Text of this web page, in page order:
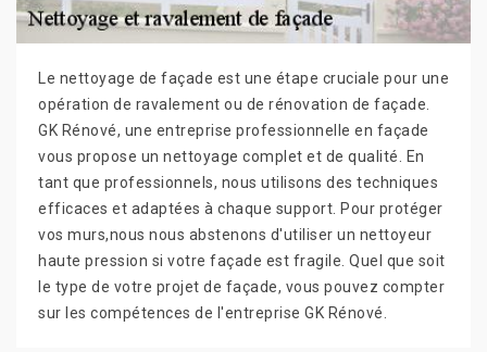
Le nettoyage de façade est une étape cruciale pour une
opération de ravalement ou de rénovation de façade.
GK Rénové, une entreprise professionnelle en façade
vous propose un nettoyage complet et de qualité. En
tant que professionnels, nous utilisons des techniques
efficaces et adaptées à chaque support. Pour protéger
vos murs,nous nous abstenons d'utiliser un nettoyeur
haute pression si votre façade est fragile. Quel que soit
le type de votre projet de façade, vous pouvez compter
sur les compétences de l'entreprise GK Rénové.